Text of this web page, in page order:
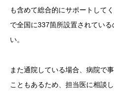
も含めて総合的にサポートして
で全国に337箇所設置されてい
い。
また通院している場合、病院で
こともあるため、担当医に相談